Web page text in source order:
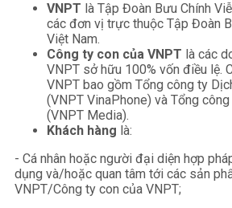
VNPT là Tập Đoàn Bưu Chính
các đơn vị trực thuộc Tập Đoàn
Việt Nam.
Công ty con của VNPT là các
VNPT sở hữu 100% vốn điều lệ.
VNPT bao gồm Tổng công ty
(VNPT VinaPhone) và Tổng
(VNPT Media).
Khách hàng là:
- Cá nhân hoặc người đại diện hợp
dụng và/hoặc quan tâm tới các sản
VNPT/Công ty con của VNPT;